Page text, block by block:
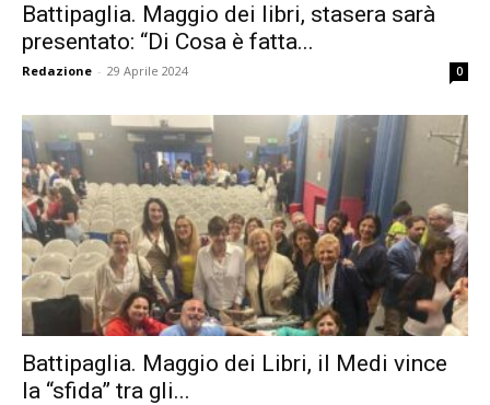
Battipaglia. Maggio dei libri, stasera sarà
presentato: “Di Cosa è fatta...
Redazione - 29 Aprile 2024 0
Battipaglia. Maggio dei Libri, il Medi vince
la “sfida” tra gli...